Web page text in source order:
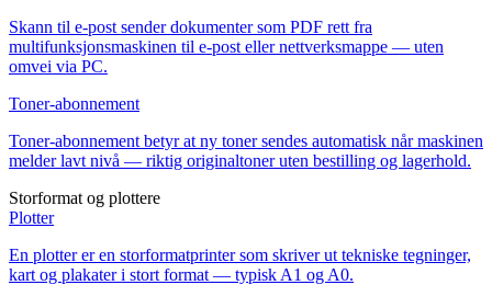
Skann til e-post sender dokumenter som PDF rett fra
multifunksjonsmaskinen til e-post eller nettverksmappe — uten
omvei via PC.
Toner-abonnement
Toner-abonnement betyr at ny toner sendes automatisk når maskinen
melder lavt nivå — riktig originaltoner uten bestilling og lagerhold.
Storformat og plottere
Plotter
En plotter er en storformatprinter som skriver ut tekniske tegninger,
kart og plakater i stort format — typisk A1 og A0.